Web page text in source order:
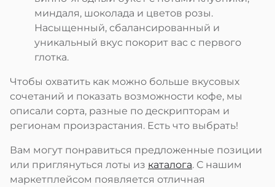
миндаля, шоколада и цветов розы.
Насыщенный, сбалансированный и
уникальный вкус покорит вас с первого
глотка.
Чтобы охватить как можно больше вкусовых
сочетаний и показать возможности кофе, мы
описали сорта, разные по дескрипторам и
регионам произрастания. Есть что выбрать!
Вам могут понравиться предложенные позиции
или приглянуться лоты из каталога. С нашим
маркетплейсом появляется отличная